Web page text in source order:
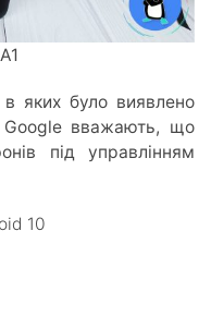
яких було виявлено
Google вважають, що
під управлінням
10